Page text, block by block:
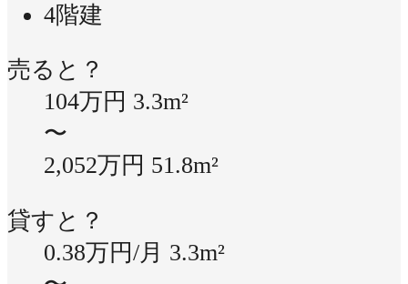
4階建
売ると？
104万円 3.3m²
〜
2,052万円 51.8m²
貸すと？
0.38万円/月 3.3m²